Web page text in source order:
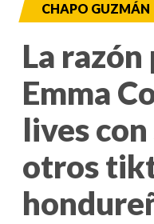
CHAPO GUZMÁN
La
Emma
lives
otros